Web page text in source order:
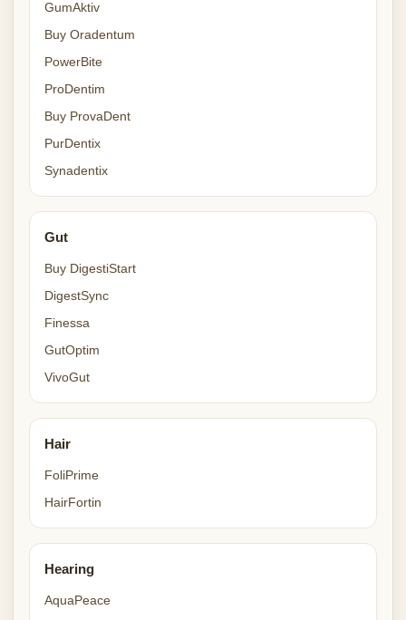
GumAktiv
Buy Oradentum
PowerBite
ProDentim
Buy ProvaDent
PurDentix
Synadentix
Gut
Buy DigestiStart
DigestSync
Finessa
GutOptim
VivoGut
Hair
FoliPrime
HairFortin
Hearing
AquaPeace